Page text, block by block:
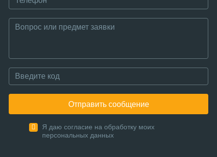
Отправить сообщение
Я даю согласие на обработку моих
персональных данных